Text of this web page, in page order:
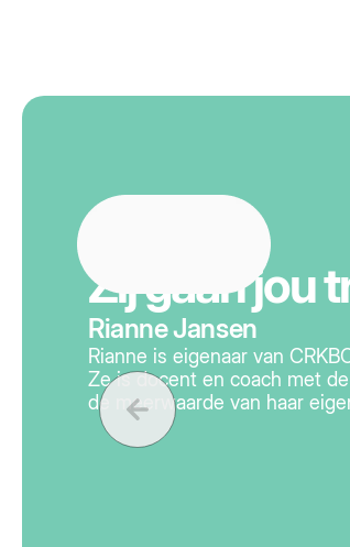
Zij gaan jou
Rianne Jansen
Rianne is eigenaar van
Ze is docent en coach met
de meerwaarde van haar